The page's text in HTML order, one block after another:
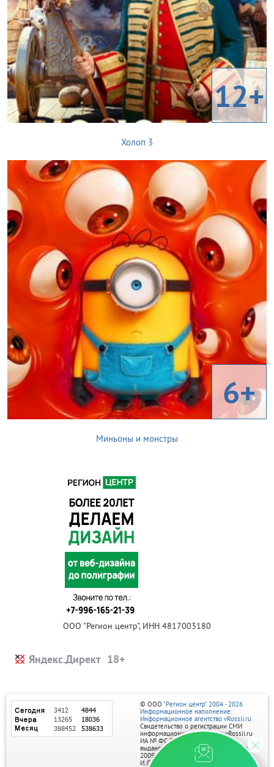
12+
Холоп 3
6+
Миньоны и монстры
ООО "Регион центр", ИНН 4817003180
Яндекс.Директ
© ООО "Регион центр" 2004 - 2026
Информационное наполнение:
Информационное агентство vRossii.ru
Свидетельство о регистрации СМИ
информационного агентства vRossii.ru
ИА № ФС 77‑35502
выдано РОСКОМНАДЗОРом 04 марта
2009г.
И. О. Главного редактора Нарыков А. Н.